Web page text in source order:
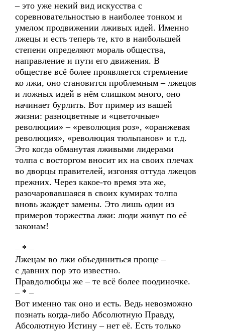
– это уже некий вид искусства с
соревновательностью в наиболее тонком и
умелом продвижении лживых идей. Именно
лжецы и есть теперь те, кто в наибольшей
степени определяют мораль общества,
направление и пути его движения. В
обществе всё более проявляется стремление
ко лжи, оно становится проблемным – лжецов
и ложных идей в нём слишком много, оно
начинает бурлить. Вот пример из вашей
жизни: разноцветные и «цветочные»
революции» – «революция роз», «оранжевая
революция», «революция тюльпанов» и т.д.
Это когда обманутая лживыми лидерами
толпа с восторгом вносит их на своих плечах
во дворцы правителей, изгоняя оттуда лжецов
прежних. Через какое-то время эта же,
разочаровавшаяся в своих кумирах толпа
вновь жаждет замены. Это лишь один из
примеров торжества лжи: люди живут по её
законам!
– * –
Лжецам во лжи объединиться проще –
с давних пор это известно.
Правдолюбцы же – те всё более поодиночке.
– * –
Вот именно так оно и есть. Ведь невозможно
познать когда-либо Абсолютную Правду,
Абсолютную Истину – нет её. Есть только